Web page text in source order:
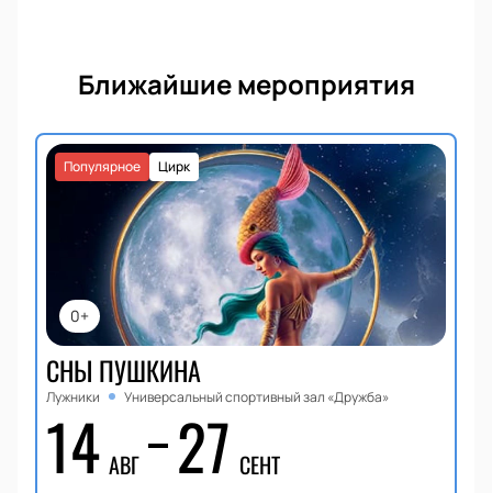
Ближайшие мероприятия
0+
Цирк
Популярное
СНЫ ПУШКИНА
Лужники Универсальный спортивный зал «Дружба»
14 АВГ 27 СЕНТ